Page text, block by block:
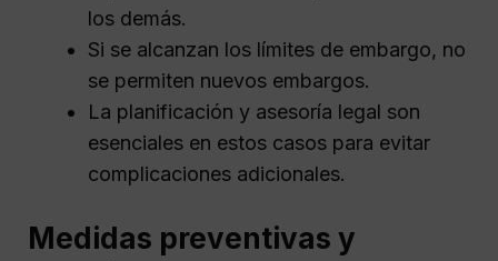
los demás.
Si se alcanzan los límites de embargo, no
se permiten nuevos embargos.
La planificación y asesoría legal son
esenciales en estos casos para evitar
complicaciones adicionales.
Medidas preventivas y